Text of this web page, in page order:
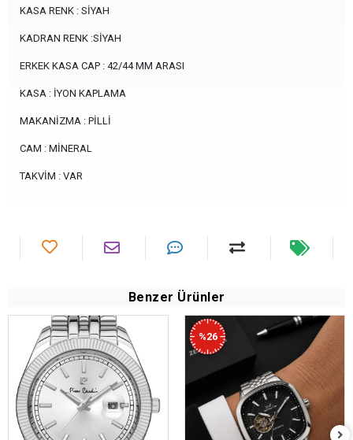
KASA RENK : SİYAH
KADRAN RENK :SİYAH
ERKEK KASA CAP : 42/44 MM ARASI
KASA : İYON KAPLAMA
MAKANİZMA : PİLLİ
CAM : MİNERAL
TAKVİM : VAR
Benzer Ürünler
%26